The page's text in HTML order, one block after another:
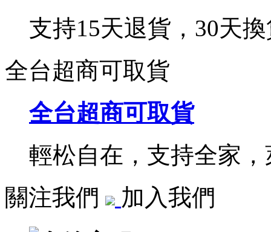
支持15天退貨，30天
全台超商可取貨
全台超商可取貨
輕松自在，支持全家
關注我們
加入我們